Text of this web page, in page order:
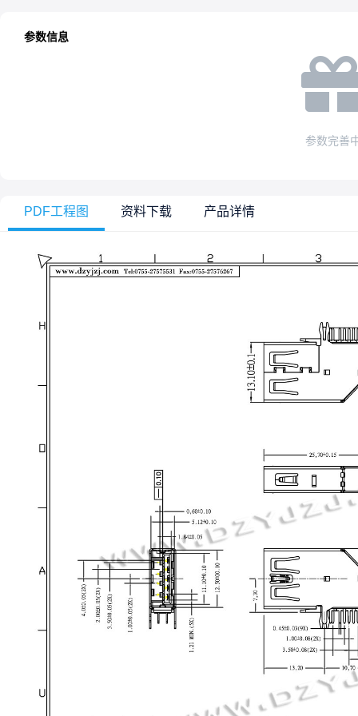
参数信息
参数完善
PDF工程图 资料下载 产品详情